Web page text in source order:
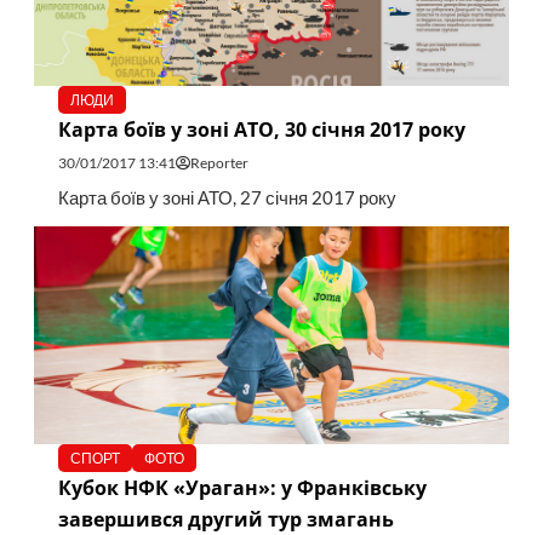
ЛЮДИ
Карта боїв у зоні АТО, 30 січня 2017 року
30/01/2017 13:41 Reporter
Карта боїв у зоні АТО, 27 січня 2017 року
СПОРТ ФОТО
Кубок НФК «Ураган»: у Франківську
завершився другий тур змагань